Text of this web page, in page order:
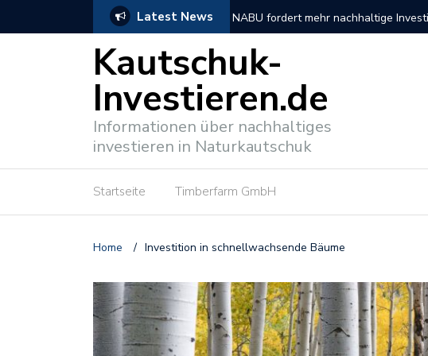
Latest News So verlief der DNP Unternehmen 2026
Kautschuk-
Investieren.de
Informationen über nachhaltiges
investieren in Naturkautschuk
Startseite Timberfarm GmbH
Home / Investition in schnellwachsende Bäume